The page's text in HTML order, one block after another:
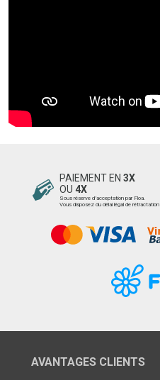
PAIEMENT EN 3X
OU 4X
Sous réserve d’acceptation par Floa.
Vous disposez du délai légal de rétractation
AVANTAGES CLIENTS